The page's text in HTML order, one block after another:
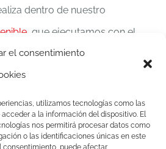
el consentimiento
utilizamos tecnologías como las
a la información del dispositivo. El
nos permitirá procesar datos como
o las identificaciones únicas en este
consentimiento, puede afectar
dentro de nuestro
, que ejecutamos con el
Biodiversidad, del Ministerio
y Medio Ambiente, y
que la actividad agraria es
de la biodiversidad.